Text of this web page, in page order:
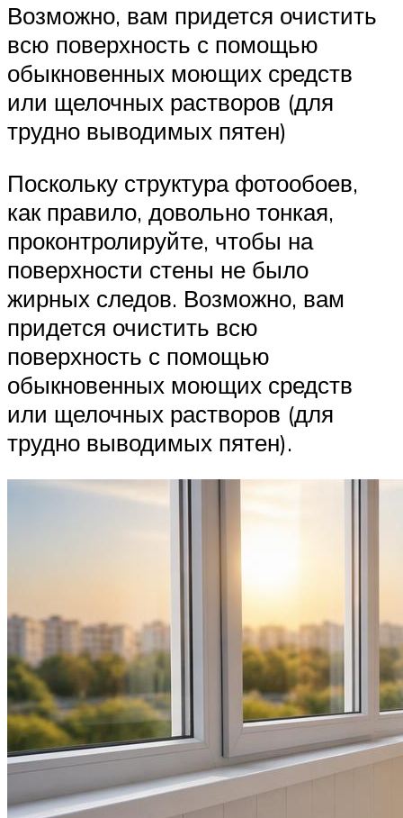
Возможно, вам придется очистить
всю поверхность с помощью
обыкновенных моющих средств
или щелочных растворов (для
трудно выводимых пятен)
Поскольку структура фотообоев,
как правило, довольно тонкая,
проконтролируйте, чтобы на
поверхности стены не было
жирных следов. Возможно, вам
придется очистить всю
поверхность с помощью
обыкновенных моющих средств
или щелочных растворов (для
трудно выводимых пятен).